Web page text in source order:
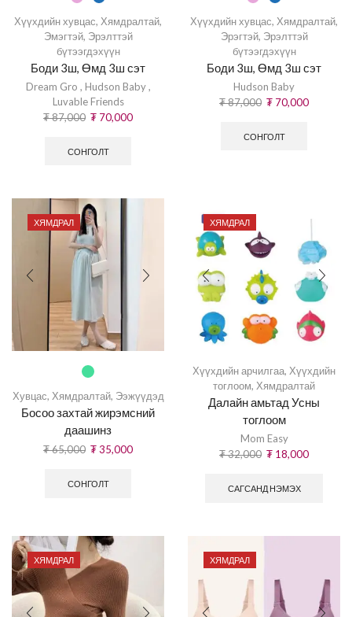
Хүүхдийн хувцас, Хямдралтай,
Эмэгтэй, Эрэлттэй
бүтээгдэхүүн
Боди 3ш, Өмд 3ш сэт
Dream Gro , Hudson Baby,
Luvable Friends
₮87,000 ₮ 70,000
СОНГОЛТ
Хүүхдийн хувцас, Хямдралтай,
Эрэгтэй, Эрэлттэй
бүтээгдэхүүн
Боди 3ш, Өмд 3ш сэт
Hudson Baby
₮87,000 ₮ 70,000
СОНГОЛТ
ХЯМДРАЛ
Хувцас, Хямдралтай, Ээжүүдэд
Босоо захтай жирэмсний
даашинз
₮65,000 ₮35,000
СОНГОЛТ
ХЯМДРАЛ
Хүүхдийн арчилгаа, Хүүхдийн
тоглоом, Хямдралтай
Далайн амьтад Усны
тоглоом
Mom Easy
₮32,000 ₮ 18,000
САГСАНД НЭМЭХ
ХЯМДРАЛ ХЯМДРАЛ